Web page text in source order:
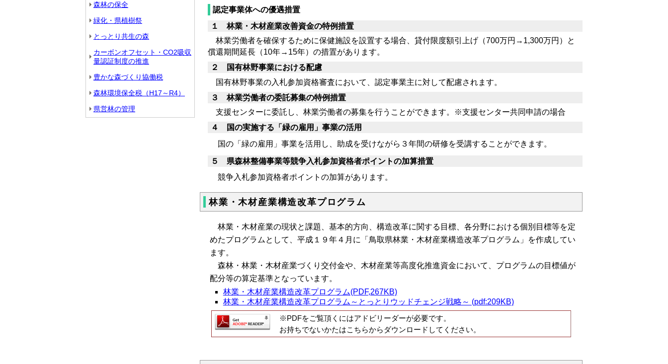
森林の保全
緑化・県植樹祭
とっとり共生の森
カーボンオフセット・CO2吸収
量認証制度の推進
豊かな森づくり協働税
森林環境保全税（H17～R4）
県営林の管理
認定事業体への優遇措置
１ 林業・木材産業改善資金の特例措置
林業労働者を確保するために保健施設を設置する場合、貸付限度額引上げ（700万円→1,300万円）と
償還期間延長（10年→15年）の措置があります。
２ 国有林野事業における配慮
国有林野事業の入札参加資格審査において、認定事業主に対して配慮されます。
３ 林業労働者の委託募集の特例措置
支援センターに委託し、林業労働者の募集を行うことができます。※支援センター共同申請の場合
４ 国の実施する「緑の雇用」事業の活用
国の「緑の雇用」事業を活用し、助成を受けながら３年間の研修を受講することができます。
５ 県森林整備事業等競争入札参加資格者ポイントの加算措置
競争入札参加資格者ポイントの加算があります。
林業・木材産業構造改革プログラム
林業・木材産業の現状と課題、基本的方向、構造改革に関する目標、各分野における個別目標等を定
めたプログラムとして、平成１９年４月に「鳥取県林業・木材産業構造改革プログラム」を作成してい
ます。
森林・林業・木材産業づくり交付金や、木材産業等高度化推進資金において、プログラムの目標値が
配分等の算定基準となっています。
林業・木材産業構造改革プログラム(PDF,267KB)
林業・木材産業構造改革プログラム～とっとりウッドチェンジ戦略～ (pdf:209KB)
※PDFをご覧頂くにはアドビリーダーが必要です。
お持ちでないかたはこちらからダウンロードしてください。